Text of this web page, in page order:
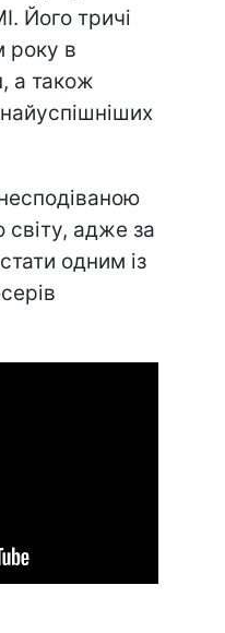
Його тричі
року в
а також
адже за
одним із